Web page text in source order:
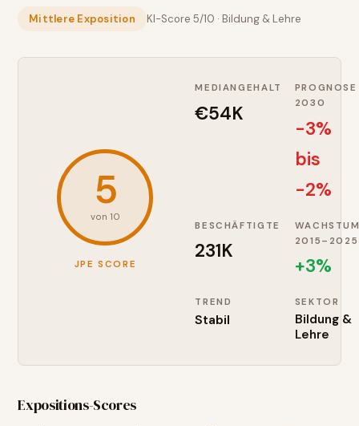
Mittlere Exposition KI-Score 5/10 · Bildung & Lehre
5
von 10
JPE SCORE
MEDIANGEHALT
€54K
PROGNOSE
2030
-3%
bis
-2%
BESCHÄFTIGTE
231K
2015–2025
+3%
TREND
Stabil
SEKTOR
Bildung &
Lehre
Expositions-Scores